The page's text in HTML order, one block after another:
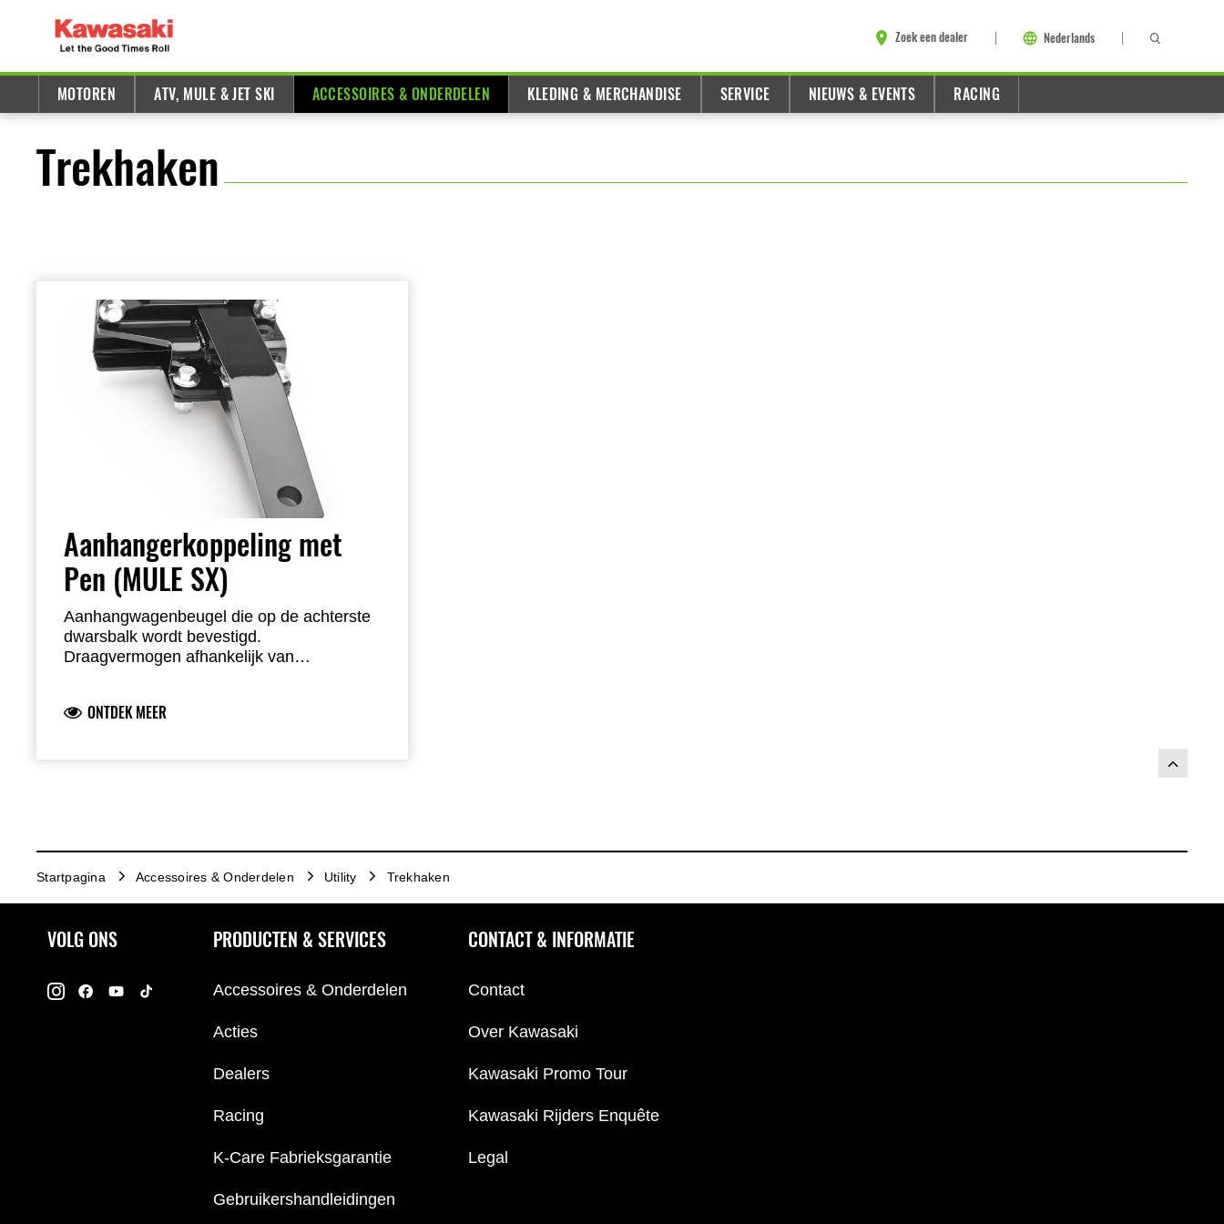
Zoek een dealer Nederlands
MOTOREN ATV, MULE & JET SKI ACCESSOIRES & ONDERDELEN KLEDING & MERCHANDISE SERVICE NIEUWS & EVENTS RACING
Trekhaken
Aanhangerkoppeling met
Pen (MULE SX)
Aanhangwagenbeugel die op de achterste
dwarsbalk wordt bevestigd.
Draagvermogen afhankelijk van
ONTDEK MEER
Startpagina Accessoires & Onderdelen Utility Trekhaken
VOLG ONS PRODUCTEN & SERVICES
Accessoires & Onderdelen
Acties
Dealers
Racing
K-Care Fabrieksgarantie
Gebruikershandleidingen
CONTACT & INFORMATIE
Contact
Over Kawasaki
Kawasaki Promo Tour
Kawasaki Rijders Enquête
Legal